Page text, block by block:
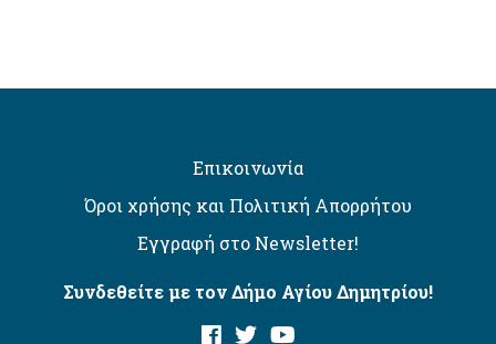
Επικοινωνία
Όροι χρήσης και Πολιτική Απορρήτου
Εγγραφή στο Newsletter!
Συνδεθείτε με τον Δήμο Αγίου Δημητρίου!